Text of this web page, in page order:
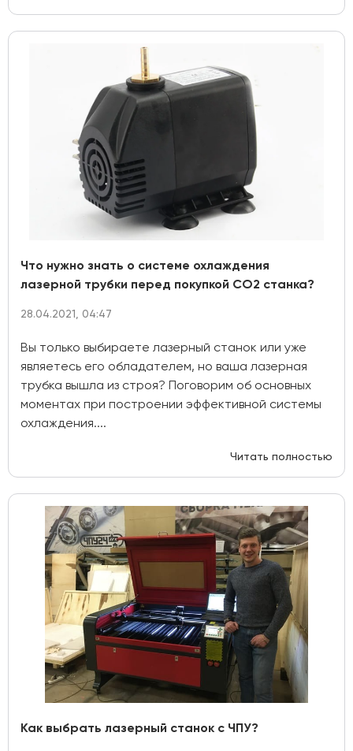
Что нужно знать о системе охлаждения
лазерной трубки перед покупкой СО2 станка?
28.04.2021, 04:47
Вы только выбираете лазерный станок или уже
являетесь его обладателем, но ваша лазерная
трубка вышла из строя? Поговорим об основных
моментах при построении эффективной системы
охлаждения....
Читать полностью
Как выбрать лазерный станок с ЧПУ?